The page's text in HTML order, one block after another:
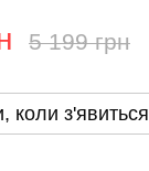
5 199 грн
коли з'явиться